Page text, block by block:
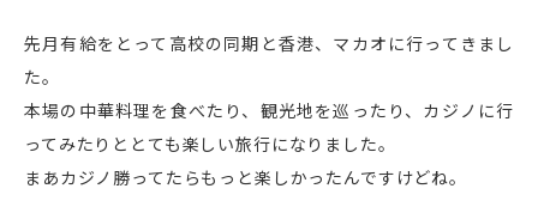
先月有給をとって高校の同期と香港、マカオに行ってきまし
た。
本場の中華料理を食べたり、観光地を巡ったり、カジノに行
ってみたりととても楽しい旅行になりました。
まあカジノ勝ってたらもっと楽しかったんですけどね。